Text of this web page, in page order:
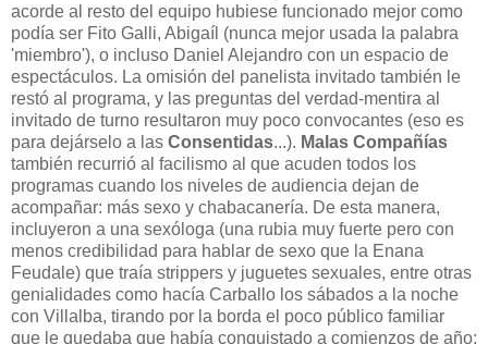
acorde al resto del equipo hubiese funcionado mejor como
podía ser Fito Galli, Abigaíl (nunca mejor usada la palabra
'miembro'), o incluso Daniel Alejandro con un espacio de
espectáculos. La omisión del panelista invitado también le
restó al programa, y las preguntas del verdad-mentira al
invitado de turno resultaron muy poco convocantes (eso es
para dejárselo a las Consentidas...). Malas Compañías
también recurrió al facilismo al que acuden todos los
programas cuando los niveles de audiencia dejan de
acompañar: más sexo y chabacanería. De esta manera,
incluyeron a una sexóloga (una rubia muy fuerte pero con
menos credibilidad para hablar de sexo que la Enana
Feudale) que traía strippers y juguetes sexuales, entre otras
genialidades como hacía Carballo los sábados a la noche
con Villalba, tirando por la borda el poco público familiar
que le quedaba que había conquistado a comienzos de año;